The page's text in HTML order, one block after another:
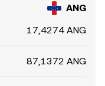
ANG
17,4274 ANG
87,1372 ANG